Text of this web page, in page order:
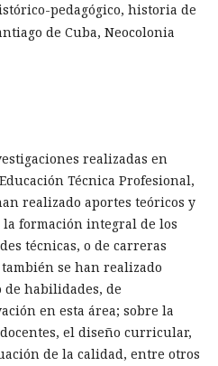
pedagógico, historia de
de Cuba, Neocolonia
realizadas en
Técnica Profesional,
realizado aportes teóricos y
formación integral de los
técnicas, o de carreras
se han realizado
habilidades, de
en esta área; sobre la
el diseño curricular,
de la calidad, entre otros